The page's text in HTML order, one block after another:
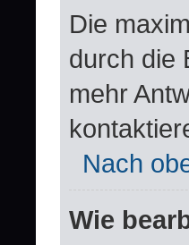
Die
durch die
mehr
Nach
Wie